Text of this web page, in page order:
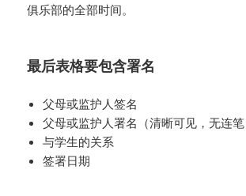
俱乐部的全部时间。
最后表格要包含署名
父母或监护人签名
父母或监护人署名（清晰可见，无连笔
与学生的关系
签署日期